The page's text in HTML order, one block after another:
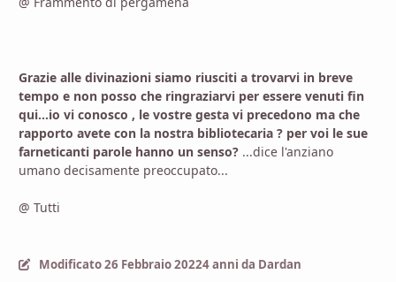
Grazie alle divinazioni siamo riusciti a trovarvi in breve
tempo e non posso che ringraziarvi per essere venuti fin
qui...io vi conosco , le vostre gesta vi precedono ma che
rapporto avete con la nostra bibliotecaria ? per voi le sue
farneticanti parole hanno un senso? ...dice l'anziano
umano decisamente preoccupato...
@ Tutti
Modificato26 Febbraio 20224 anni da Dardan